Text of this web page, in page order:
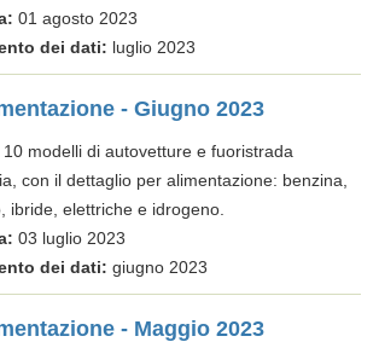
01 agosto 2023
dei dati: luglio 2023
- Giugno 2023
modelli di autovetture e fuoristrada
con il dettaglio per alimentazione: benzina,
ibride, elettriche e idrogeno.
03 luglio 2023
dei dati: giugno 2023
- Maggio 2023